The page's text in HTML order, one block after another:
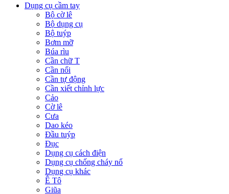
Dụng cụ cầm tay
Bộ cờ lê
Bộ dụng cụ
Bộ tuýp
Bơm mỡ
Búa rìu
Cần chữ T
Cần nối
Cần tự động
Cần xiết chỉnh lực
Cảo
Cờ lê
Cưa
Dao kéo
Đầu tuýp
Đục
Dụng cụ cách điện
Dụng cụ chống cháy nổ
Dụng cụ khác
Ê Tô
Giũa